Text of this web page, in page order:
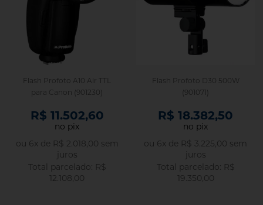
Flash Profoto A10 Air TTL
para Canon (901230)
R$
12.108,00
ou 6x de R$ 2.018,00 sem
juros
R$ 11.502,60
no pix
Flash Profoto D30 500W
(901071)
R$
19.350,00
ou 6x de R$ 3.225,00 sem
juros
R$ 18.382,50
no pix